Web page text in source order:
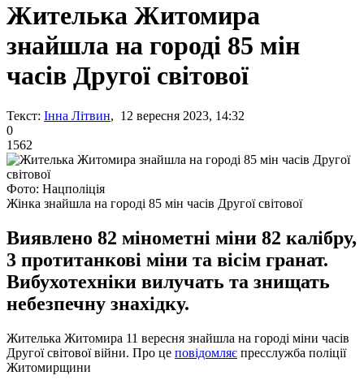
Жителька Житомира
знайшла на городі 85 мін
часів Другої світової
Текст: Інна Літвин, 12 вересня 2023, 14:32
0
1562
Фото: Нацполіція
Жінка знайшла на городі 85 мін часів Другої світової
Виявлено 82 мінометні міни 82 калібру,
3 протитанкові міни та вісім гранат.
Вибухотехніки вилучать та знищать
небезпечну знахідку.
Жителька Житомира 11 вересня знайшла на городі міни часів
Другої світової війни. Про це повідомляє пресслужба поліції
Житомирщини